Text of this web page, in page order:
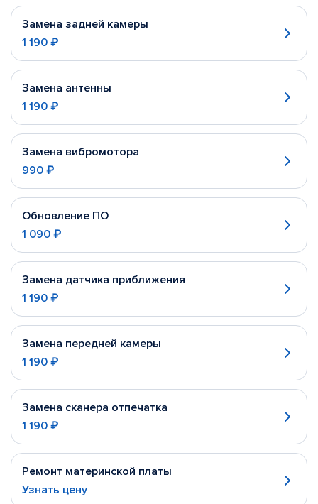
Замена задней камеры
1 190 ₽
Замена антенны
1 190 ₽
Замена вибромотора
990 ₽
Обновление ПО
1 090 ₽
Замена датчика приближения
1 190 ₽
Замена передней камеры
1 190 ₽
Замена сканера отпечатка
1 190 ₽
Ремонт материнской платы
Узнать цену